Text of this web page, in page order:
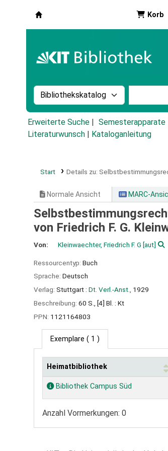
Korb
Suche im Katalog nach:
Erweiterte Suche Semesterapparate
Literaturwunsch
Kataloganleitung
Start Details zu:
Normale Ansicht MARC-
von Friedrich F. G.
Von: Kleinwaechter, Friedrich F. G [aut]
Ressourcentyp: Buch
Sprache: Deutsch
Verlag: Stuttgart : Dt. Verl.-Anst.,
1929
Beschreibung: 60 S., [4] Bl. : Kt
PPN: 1121164803
Exemplare ( 1 )
Exemplare
Heimatbibliothek
Bibliothek Campus Süd
Anzahl Vormerkungen: 0